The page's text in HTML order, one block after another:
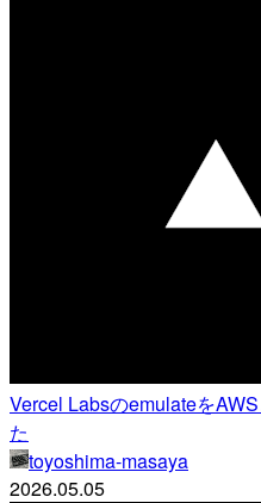
Vercel Labsのemulateを
た
toyoshima-masaya
2026.05.05